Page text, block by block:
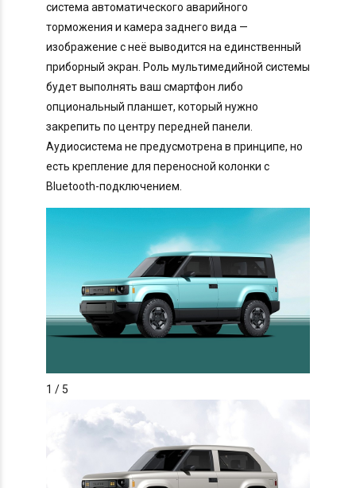
система автоматического аварийного
торможения и камера заднего вида —
изображение с неё выводится на единственный
приборный экран. Роль мультимедийной системы
будет выполнять ваш смартфон либо
опциональный планшет, который нужно
закрепить по центру передней панели.
Аудиосистема не предусмотрена в принципе, но
есть крепление для переносной колонки с
Bluetooth-подключением.
1 / 5